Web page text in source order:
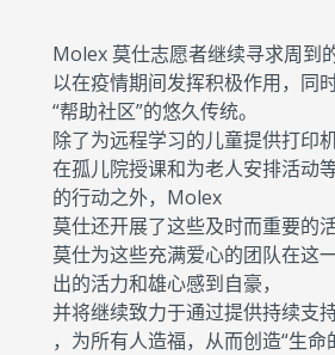
Molex 莫仕志愿者继续寻求周到
以在疫情期间发挥积极作用，同
“帮助社区”的悠久传统。
除了为远程学习的儿童提供打印机
在孤儿院授课和为老人安排活动
的行动之外，Molex
莫仕还开展了这些及时而重要的
莫仕为这些充满爱心的团队在这
出的活力和雄心感到自豪，
并将继续致力于通过提供持续支
，为所有人造福，从而创造“生命